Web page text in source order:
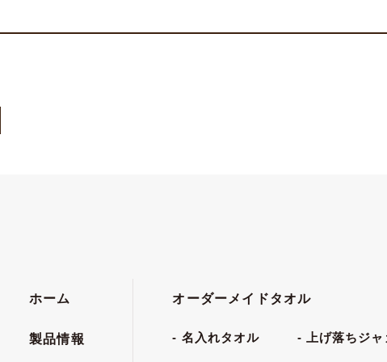
ホーム
製品情報
オーダーメイドタオル
名入れタオル 上げ落ちジ